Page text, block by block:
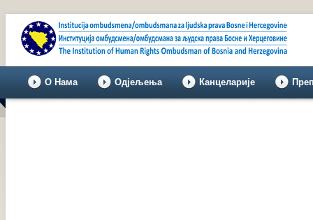
О Нама Одјељења Канцеларије